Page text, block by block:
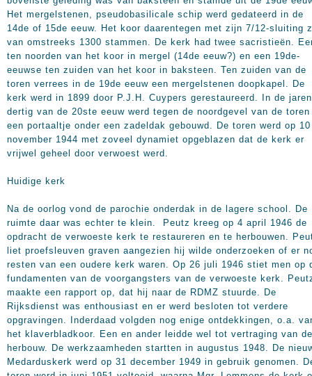
Het mergelstenen, pseudobasilicale schip werd gedateerd in de
14de of 15de eeuw. Het koor daarentegen met zijn 7/12-sluiting
van omstreeks 1300 stammen. De kerk had twee sacristieën.
ten noorden van het koor in mergel (14de eeuw?) en een 19de-
eeuwse ten zuiden van het koor in baksteen. Ten zuiden van de
toren verrees in de 19de eeuw een mergelstenen doopkapel. De
kerk werd in 1899 door P.J.H. Cuypers gerestaureerd. In de jaren
dertig van de 20ste eeuw werd tegen de noordgevel van de toren
een portaaltje onder een zadeldak gebouwd. De toren werd op 10
november 1944 met zoveel dynamiet opgeblazen dat de kerk er
vrijwel geheel door verwoest werd.
Huidige kerk
Na de oorlog vond de parochie onderdak in de lagere school. De
ruimte daar was echter te klein. Peutz kreeg op 4 april 1946 de
opdracht de verwoeste kerk te restaureren en te herbouwen.
liet proefsleuven graven aangezien hij wilde onderzoeken of er
resten van een oudere kerk waren. Op 26 juli 1946 stiet men op
fundamenten van de voorgangsters van de verwoeste kerk.
maakte een rapport op, dat hij naar de RDMZ stuurde. De
Rijksdienst was enthousiast en er werd besloten tot verdere
opgravingen. Inderdaad volgden nog enige ontdekkingen, o.a.
het klaverbladkoor. Een en ander leidde wel tot vertraging van de
herbouw. De werkzaamheden startten in augustus 1948. De
Medarduskerk werd op 31 december 1949 in gebruik genomen.